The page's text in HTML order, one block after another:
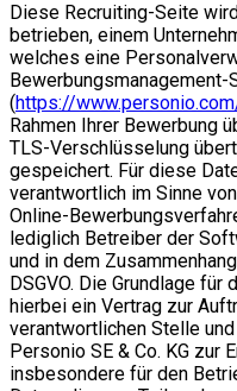
Diese Recruiting-Seite
betrieben, einem
welches eine
(https://
Rahmen Ihrer Bewerbung
TLS-Verschlüsselung
gespeichert. Für diese
verantwortlich im Sinne
Online-
lediglich Betreiber der
und in dem
DSGVO. Die Grundlage
hierbei ein Vertrag zur
verantwortlichen Stelle
Personio SE & Co. KG zur
insbesondere für den